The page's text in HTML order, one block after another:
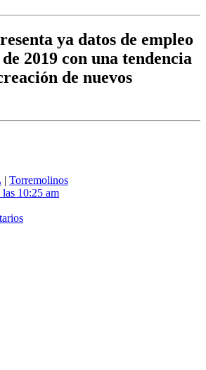
ya datos de empleo
2019 con una tendencia
de nuevos
| Torremolinos
10:25 am